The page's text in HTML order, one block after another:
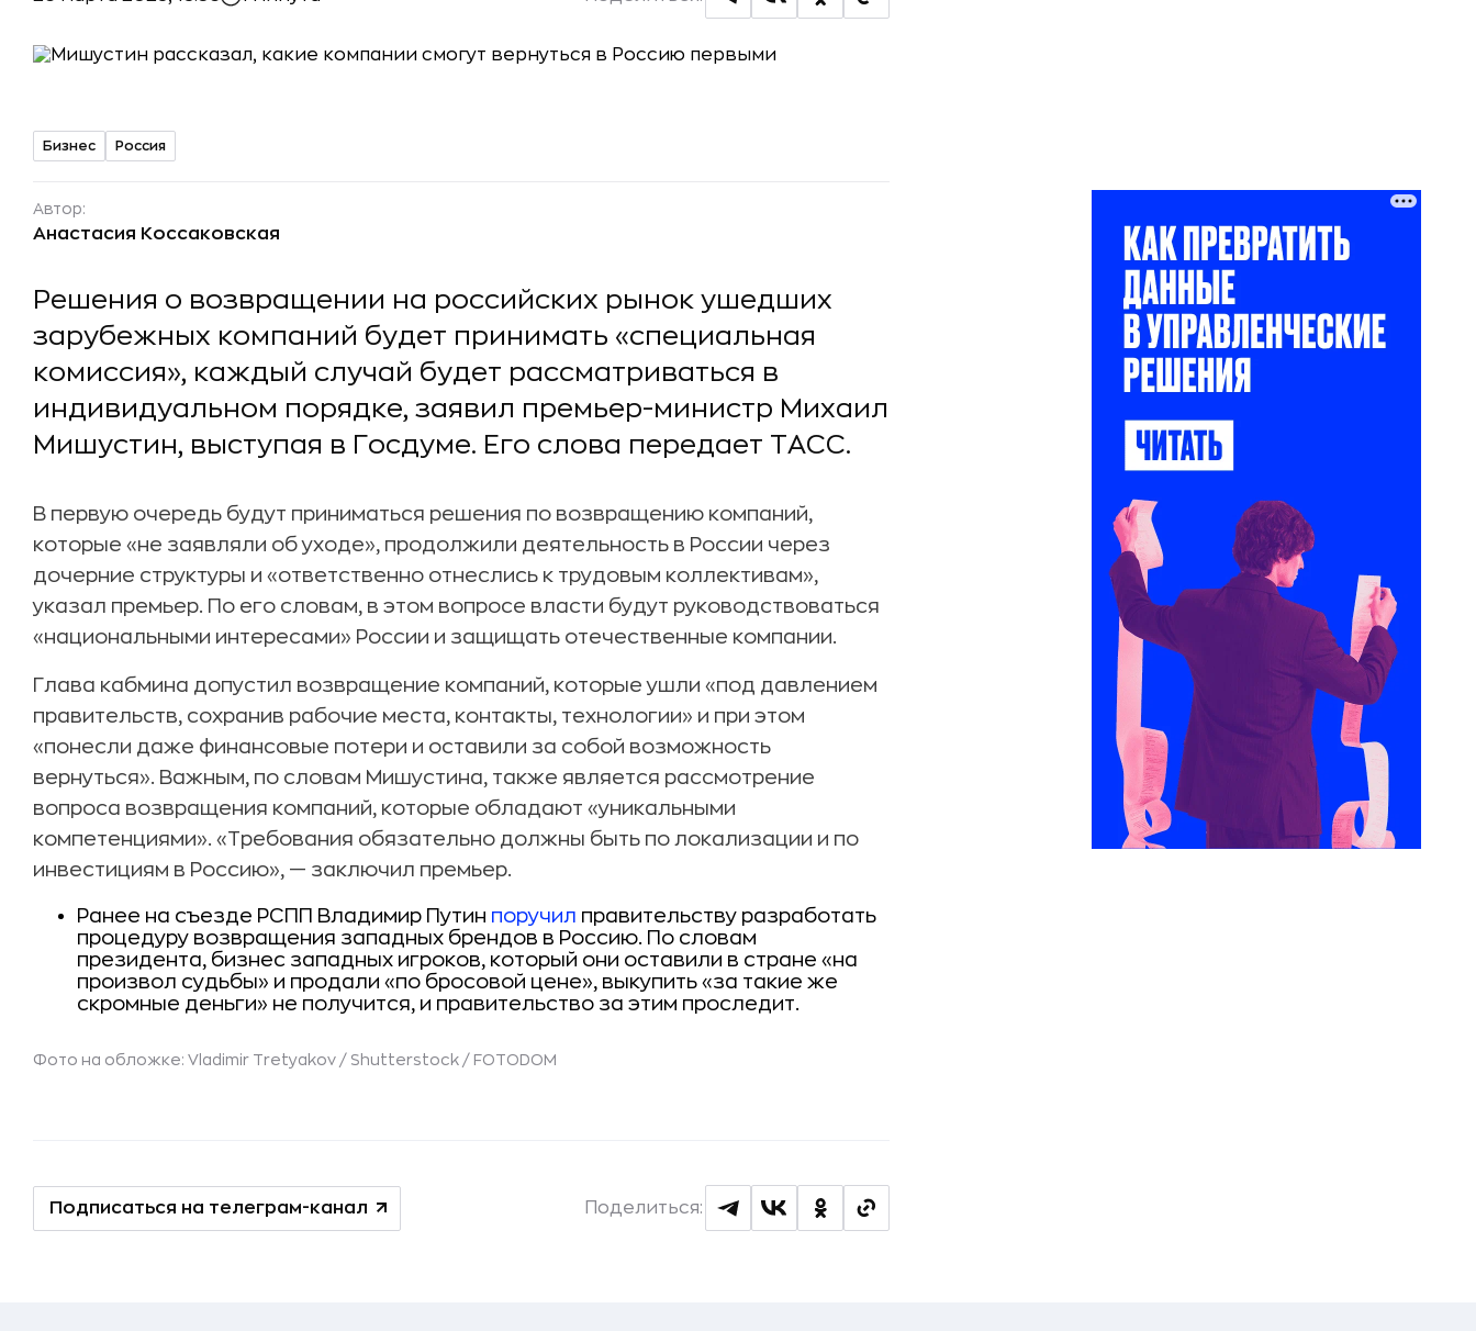
Бизнес Россия
Автор:
Анастасия Коссаковская
Решения о возвращении на российских рынок ушедших
зарубежных компаний будет принимать «специальная
комиссия», каждый случай будет рассматриваться в
индивидуальном порядке, заявил премьер-министр Михаил
Мишустин, выступая в Госдуме. Его слова передает ТАСС.
В первую очередь будут приниматься решения по возвращению компаний,
которые «не заявляли об уходе», продолжили деятельность в России через
дочерние структуры и «ответственно отнеслись к трудовым коллективам»,
указал премьер. По его словам, в этом вопросе власти будут руководствоваться
«национальными интересами» России и защищать отечественные компании.
Глава кабмина допустил возвращение компаний, которые ушли «под давлением
правительств, сохранив рабочие места, контакты, технологии» и при этом
«понесли даже финансовые потери и оставили за собой возможность
вернуться». Важным, по словам Мишустина, также является рассмотрение
вопроса возвращения компаний, которые обладают «уникальными
компетенциями». «Требования обязательно должны быть по локализации и по
инвестициям в Россию», — заключил премьер.
Ранее на съезде РСПП Владимир Путин поручил правительству разработать
процедуру возвращения западных брендов в Россию. По словам
президента, бизнес западных игроков, который они оставили в стране «на
произвол судьбы» и продали «по бросовой цене», выкупить «за такие же
скромные деньги» не получится, и правительство за этим проследит.
Фото на обложке: Vladimir Tretyakov / Shutterstock / FOTODOM
Подписаться на телеграм-канал Поделиться: